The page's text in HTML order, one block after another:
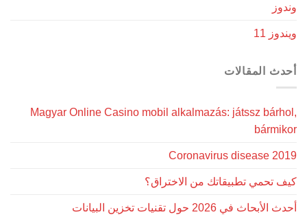
وندوز
ويندوز 11
أحدث المقالات
Magyar Online Casino mobil alkalmazás: játssz bárhol,
bármikor
Coronavirus disease 2019
كيف تحمي تطبيقاتك من الاختراق؟
أحدث الأبحاث في 2026 حول تقنيات تخزين البيانات